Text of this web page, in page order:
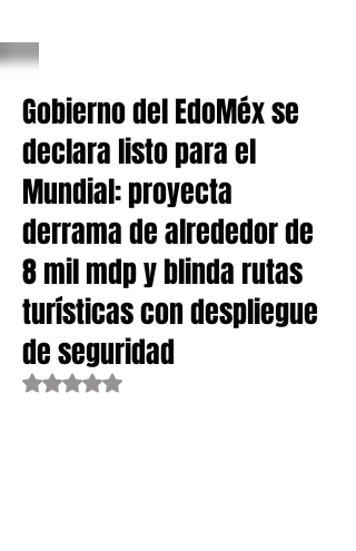
Gobierno del EdoMéx se
declara listo para el
Mundial: proyecta
derrama de alrededor de
8 mil mdp y blinda rutas
turísticas con despliegue
de seguridad
Obtuvo NaN de 5 estrellas.